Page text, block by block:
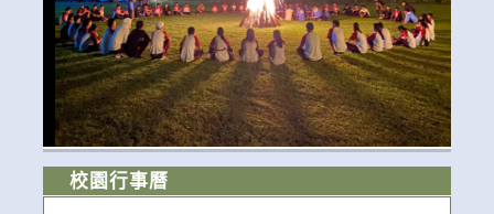
校園行事曆